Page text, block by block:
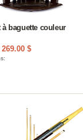
baguette couleur
$